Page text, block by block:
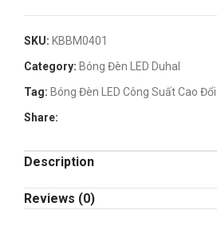
SKU: KBBM0401
Category: Bóng Đèn LED Duhal
Tag: Bóng Đèn LED Công Suất Cao
Share:
Description
Reviews (0)